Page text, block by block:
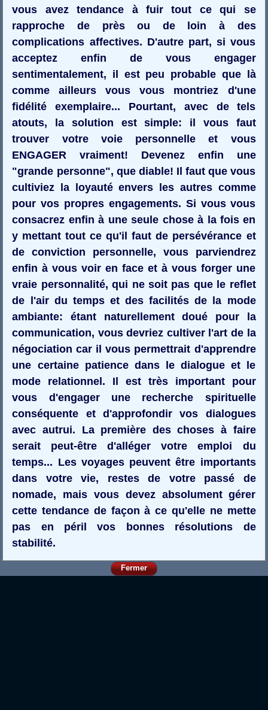
vous avez tendance à fuir tout ce qui se
rapproche de près ou de loin à des
complications affectives. D'autre part, si vous
acceptez enfin de vous engager
sentimentalement, il est peu probable que là
comme ailleurs vous vous montriez d'une
fidélité exemplaire... Pourtant, avec de tels
atouts, la solution est simple: il vous faut
trouver votre voie personnelle et vous
ENGAGER vraiment! Devenez enfin une
"grande personne", que diable! Il faut que vous
cultiviez la loyauté envers les autres comme
pour vos propres engagements. Si vous vous
consacrez enfin à une seule chose à la fois en
y mettant tout ce qu'il faut de persévérance et
de conviction personnelle, vous parviendrez
enfin à vous voir en face et à vous forger une
vraie personnalité, qui ne soit pas que le reflet
de l'air du temps et des facilités de la mode
ambiante: étant naturellement doué pour la
communication, vous devriez cultiver l'art de la
négociation car il vous permettrait d'apprendre
une certaine patience dans le dialogue et le
mode relationnel. Il est très important pour
vous d'engager une recherche spirituelle
conséquente et d'approfondir vos dialogues
avec autrui. La première des choses à faire
serait peut-être d'alléger votre emploi du
temps... Les voyages peuvent être importants
dans votre vie, restes de votre passé de
nomade, mais vous devez absolument gérer
cette tendance de façon à ce qu'elle ne mette
pas en péril vos bonnes résolutions de
stabilité.